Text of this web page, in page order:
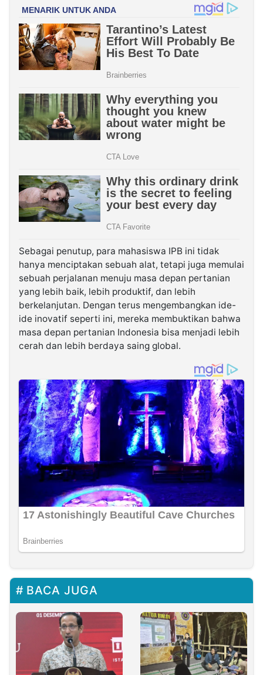
Sebagai penutup, para mahasiswa IPB ini tidak
hanya menciptakan sebuah alat, tetapi juga memulai
sebuah perjalanan menuju masa depan pertanian
yang lebih baik, lebih produktif, dan lebih
berkelanjutan. Dengan terus mengembangkan ide-
ide inovatif seperti ini, mereka membuktikan bahwa
masa depan pertanian Indonesia bisa menjadi lebih
cerah dan lebih berdaya saing global.
BACA JUGA